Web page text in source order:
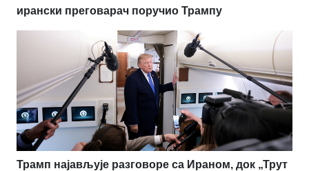
ирански преговарач поручио Трампу
Трамп најављује разговоре са Ираном, док „Трут